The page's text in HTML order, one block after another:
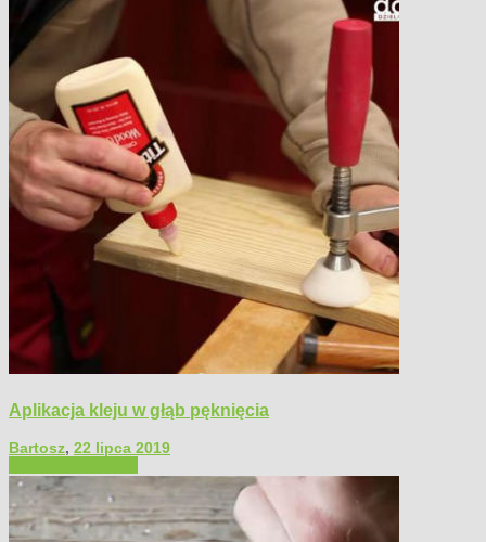
Aplikacja kleju w głąb pęknięcia
Bartosz, 22 lipca 2019